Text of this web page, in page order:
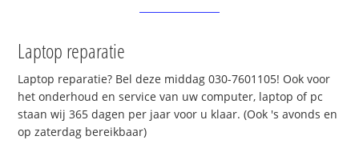
Laptop reparatie
Laptop reparatie? Bel deze middag 030-7601105! Ook voor
het onderhoud en service van uw computer, laptop of pc
staan wij 365 dagen per jaar voor u klaar. (Ook 's avonds en
op zaterdag bereikbaar)